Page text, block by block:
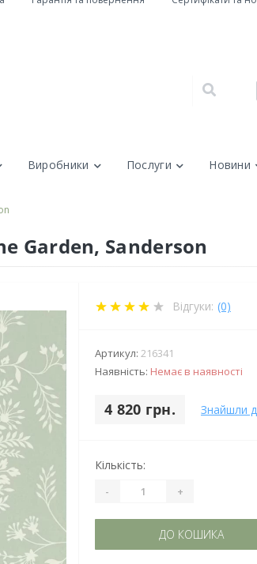
Виробники Послуги Новини
Garden, Sanderson
Відгуки: (0)
Артикул: 216341
Наявність: Немає в наявності
4 820 грн. Знайшли
Кількість:
- +
ДО КОШИКА